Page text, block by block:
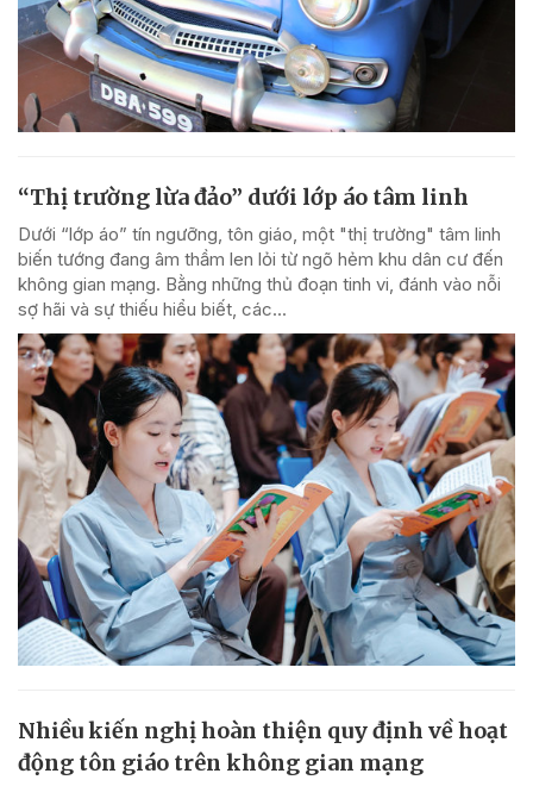
“Thị trường lừa đảo” dưới lớp áo tâm linh
Dưới “lớp áo” tín ngưỡng, tôn giáo, một "thị trường" tâm linh
biến tướng đang âm thầm len lỏi từ ngõ hẻm khu dân cư đến
không gian mạng. Bằng những thủ đoạn tinh vi, đánh vào nỗi
sợ hãi và sự thiếu hiểu biết, các...
Nhiều kiến nghị hoàn thiện quy định về hoạt
động tôn giáo trên không gian mạng